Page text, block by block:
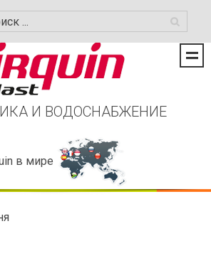
И ВОДОСНАБЖЕНИЕ
в мире